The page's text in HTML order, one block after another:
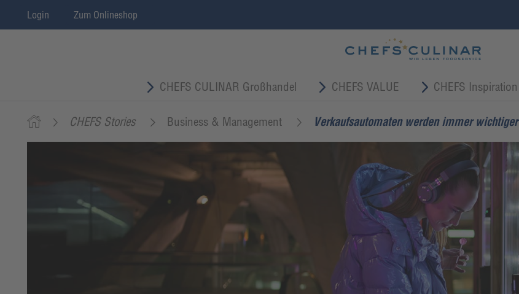
Login Zum Onlineshop
CHEFS CULINAR Großhandel CHEFS VALUE CHEFS Inspiration
CHEFS Stories Business & Management Verkaufsautomaten werden immer wichtiger